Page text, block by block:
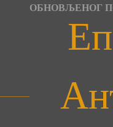
ОБНОВЉЕНОГ